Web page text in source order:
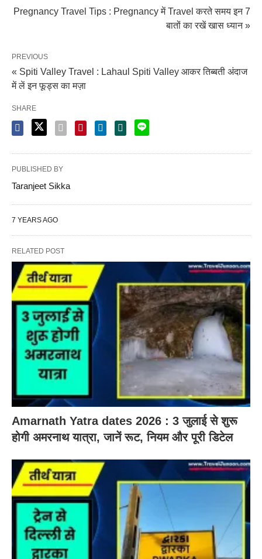
Pregnancy Travel Tips : Pregnancy में Travel करते समय इन 7
बातों का रखें खास ध्यान »
PREVIOUS
« Spiti Valley Travel : Lahaul Spiti Valley आकर तिब्बती अंदाज
में लें इन फूड्स का मज़ा
SHARE
PUBLISHED BY
Taranjeet Sikka
7 YEARS AGO
RELATED POST
Amarnath Yatra dates 2026 : 3 जुलाई से शुरू
होगी अमरनाथ यात्रा, जानें रूट, नियम और पूरी डिटेल